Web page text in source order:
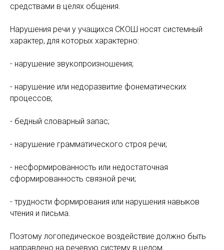
средствами в целях общения.
Нарушения речи у учащихся СКОШ носят системный
характер, для которых характерно:
- нарушение звукопроизношения;
- нарушение или недоразвитие фонематических
процессов;
- бедный словарный запас;
- нарушение грамматического строя речи;
- несформированность или недостаточная
сформированность связной речи;
- трудности формирования или нарушения навыков
чтения и письма.
Поэтому логопедическое воздействие должно быть
направлено на речевую систему в целом.